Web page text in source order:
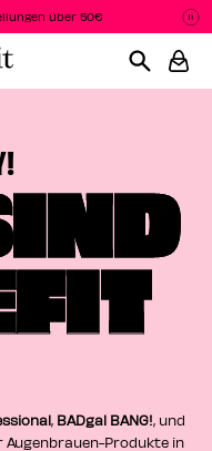
über 50€
, BADgal BANG!, und
Augenbrauen-Produkte in